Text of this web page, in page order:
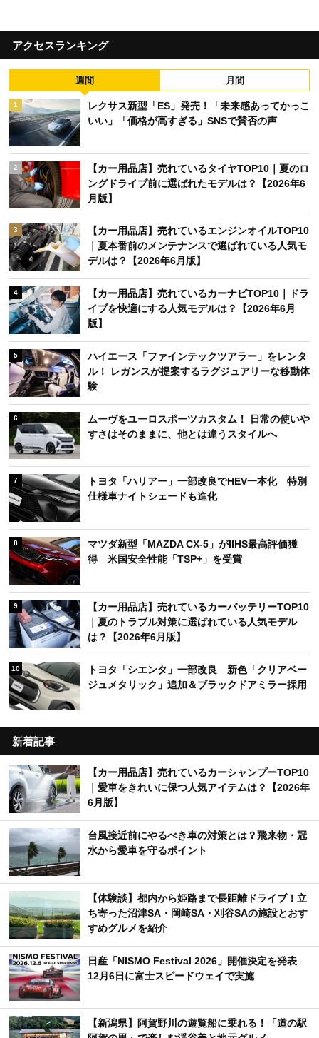
アクセスランキング
週間 月間
1
レクサス新型「ES」発売！「未来感あってかっこ
いい」「価格が高すぎる」SNSで賛否の声
2
【カー用品店】売れているタイヤTOP10｜夏のロ
ングドライブ前に選ばれたモデルは？【2026年6
月版】
3
【カー用品店】売れているエンジンオイルTOP10
｜夏本番前のメンテナンスで選ばれている人気モ
デルは？【2026年6月版】
4
【カー用品店】売れているカーナビTOP10｜ドラ
イブを快適にする人気モデルは？【2026年6月
版】
5
ハイエース「ファインテックツアラー」をレンタ
ル！ レガンスが提案するラグジュアリーな移動体
験
6
ムーヴをユーロスポーツカスタム！ 日常の使いや
すさはそのままに、他とは違うスタイルへ
7
トヨタ「ハリアー」一部改良でHEV一本化 特別
仕様車ナイトシェードも進化
8
マツダ新型「MAZDA CX-5」がIIHS最高評価獲
得 米国安全性能「TSP+」を受賞
9
【カー用品店】売れているカーバッテリーTOP10
｜夏のトラブル対策に選ばれている人気モデル
は？【2026年6月版】
10
トヨタ「シエンタ」一部改良 新色「クリアベー
ジュメタリック」追加＆ブラックドアミラー採用
新着記事
【カー用品店】売れているカーシャンプーTOP10
｜愛車をきれいに保つ人気アイテムは？【2026年
6月版】
台風接近前にやるべき車の対策とは？飛来物・冠
水から愛車を守るポイント
【体験談】都内から姫路まで長距離ドライブ！立
ち寄った沼津SA・岡崎SA・刈谷SAの施設とおす
すめグルメを紹介
日産「NISMO Festival 2026」開催決定を発表
12月6日に富士スピードウェイで実施
【新潟県】阿賀野川の遊覧船に乗れる！「道の駅